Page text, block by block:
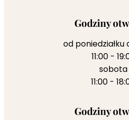
Godziny
od poniedziałku
11:00 -
sobota
11:00 -
Godziny